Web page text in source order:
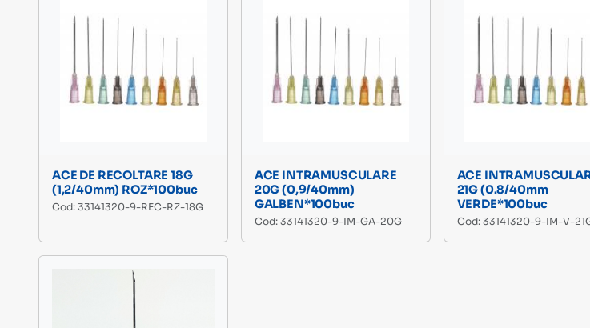
ACE DE RECOLTARE 18G
(1,2/40mm) ROZ*100buc
Cod: 33141320-9-REC-RZ-18G
ACE INTRAMUSCULARE
20G (0,9/40mm)
GALBEN*100buc
Cod: 33141320-9-IM-GA-20G
ACE
21G (0.8/40mm
VERDE*100buc
Cod: 33141320-9-IM-V-